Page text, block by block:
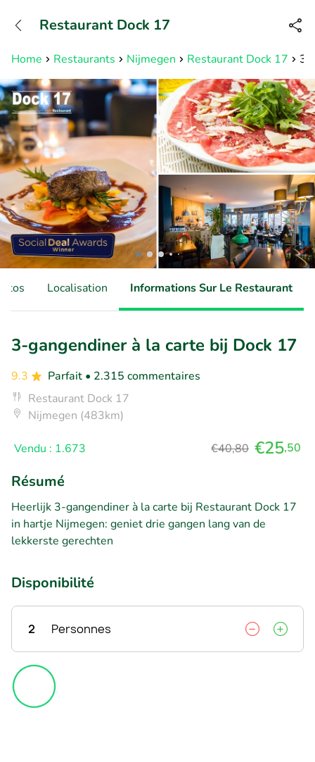
Disponible jusqu'à 23:00 heures
Home Restaurants Nijmegen Restaurant Dock 17 3-
Restaurant Dock 17
Localisation Informations Sur Le Restaurant
3-gangendiner à la carte bij Dock 17
9.3 Parfait • 2.315 commentaires
Restaurant Dock 17
Nijmegen (483km)
Vendu : 1.673 €40,80 €25,50
Résumé
Heerlijk 3-gangendiner à la carte bij Restaurant Dock 17
in hartje Nijmegen: geniet drie gangen lang van de
lekkerste gerechten
Disponibilité
2 Personnes